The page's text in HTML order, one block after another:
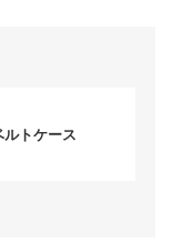
ルトケース